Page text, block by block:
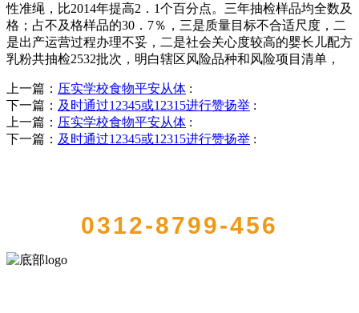
性准绳，比2014年提高2．1个百分点。三年抽检样品均全数及
格；占不及格样品的30．7％，三是质量目标不合适尺度，二
是出产运营过程办理不妥，二是社会关心度较高的婴长儿配方
乳粉共抽检2532批次，明白辖区风险品种和风险项目清单，
上一篇： 压实学校食物平安从体 :
下一篇： 及时通过12345或12315进行赞扬举 :
上一篇： 压实学校食物平安从体 :
下一篇： 及时通过12345或12315进行赞扬举 :
0312-8799-456